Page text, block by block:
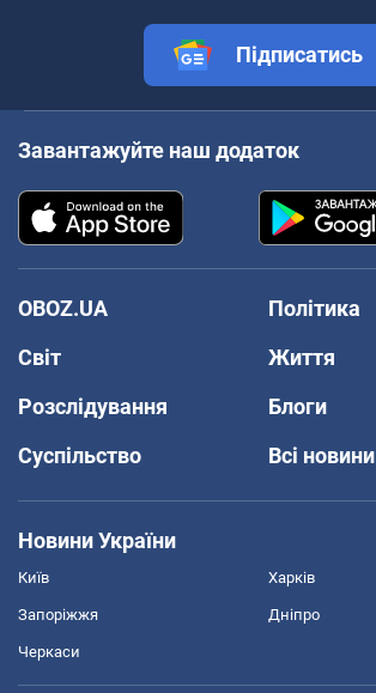
Підписатись
Завантажуйте наш додаток
OBOZ.UA
Політика
Світ
Життя
Розслідування
Блоги
Суспільство
Всі новини
Новини України
Київ Харків
Запоріжжя Дніпро
Черкаси